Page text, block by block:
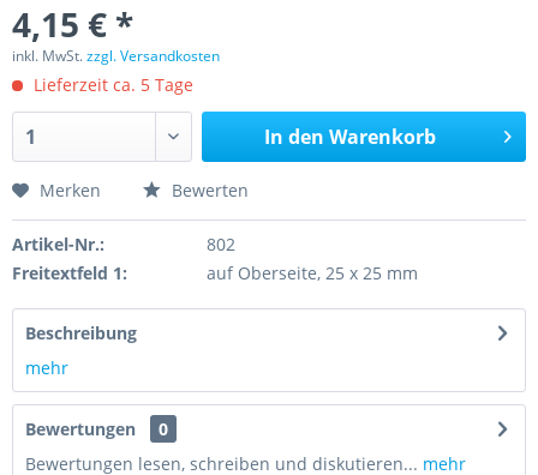
4,15 € *
inkl. MwSt.zzgl. Versandkosten
Lieferzeit ca. 5 Tage
In den Warenkorb
Merken Bewerten
Artikel-Nr.:
802
Freitextfeld 1:
auf Oberseite, 25 x 25 mm
Beschreibung
mehr
Bewertungen
0
Bewertungen lesen, schreiben und diskutieren... mehr